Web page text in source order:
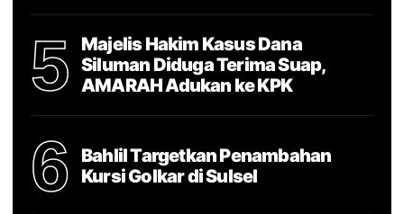
5
Majelis Hakim Kasus Dana
Siluman Diduga Terima Suap,
AMARAH Adukan ke KPK
6
Bahlil Targetkan Penambahan
Kursi Golkar di Sulsel